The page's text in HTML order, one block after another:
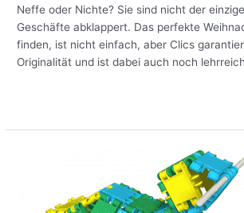
Neffe oder Nichte? Sie sind nicht der
Geschäfte abklappert. Das perfekte
finden, ist nicht einfach, aber Clics
Originalität und ist dabei auch noch
Seehund